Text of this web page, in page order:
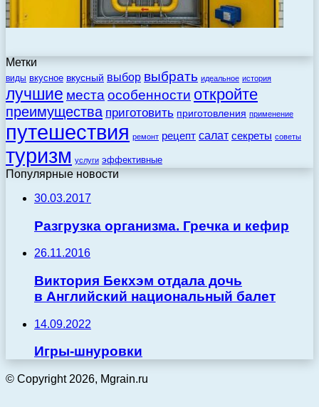
Метки
виды вкусное вкусный выбор выбрать идеальное история
лучшие места особенности откройте
преимущества приготовить приготовления применение
путешествия ремонт рецепт салат секреты советы
туризм услуги эффективные
Популярные новости
30.03.2017
Разгрузка организма. Гречка и кефир
26.11.2016
Виктория Бекхэм отдала дочь
в Английский национальный балет
14.09.2022
Игры-шнуровки
© Copyright 2026, Mgrain.ru